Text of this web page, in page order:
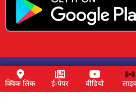
Copyright © 2025 News Lemon
Tail & Managed by
क्विक लिंक ई-पेपर वीडियो